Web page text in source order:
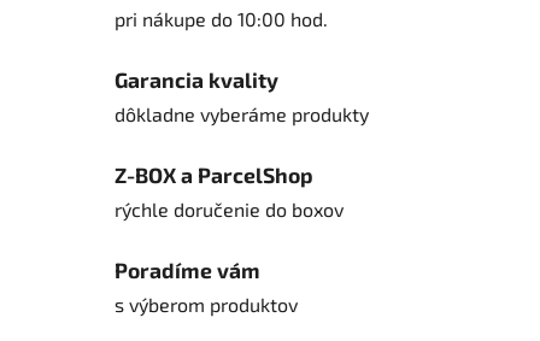
pri nákupe do 10:00 hod.
Garancia kvality
dôkladne vyberáme produkty
Z-BOX a ParcelShop
rýchle doručenie do boxov
Poradíme vám
s výberom produktov